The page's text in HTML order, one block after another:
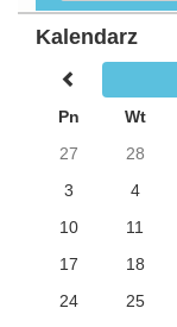
Kalendarz
Pn
Wt
27
28
3
4
10
11
17
18
24
25